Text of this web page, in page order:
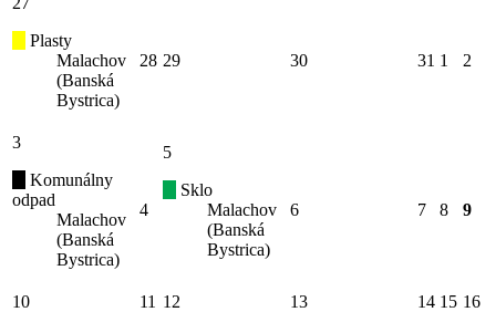
Plasty
Malachov
(Banská
Bystrica)
28 29 30 31 1 2
3
Komunálny
odpad
Malachov
(Banská
Bystrica)
4
5
Sklo
Malachov
(Banská
Bystrica)
6 7 8 9
10 11 12 13 14 15 16